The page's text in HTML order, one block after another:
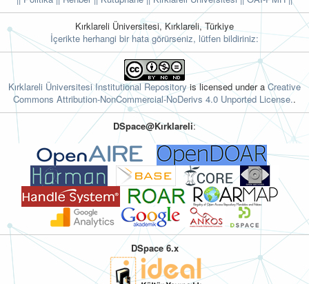
Kırklareli Üniversitesi, Kırklareli, Türkiye
İçerikte herhangi bir hata görürseniz, lütfen bildiriniz:
Kırklareli Üniversitesi Institutional Repositoryis licensed under aCreative
Commons Attribution-NonCommercial-NoDerivs 4.0 Unported License..
DSpace@Kırklareli:
DSpace 6.x